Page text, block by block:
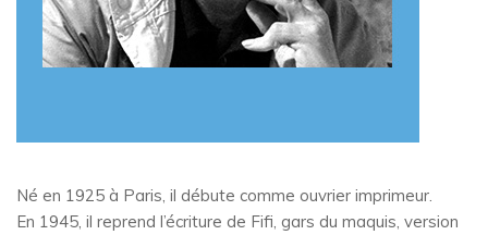
Né en 1925 à Paris, il débute comme ouvrier imprimeur.
En 1945, il reprend l’écriture de Fifi, gars du maquis, version